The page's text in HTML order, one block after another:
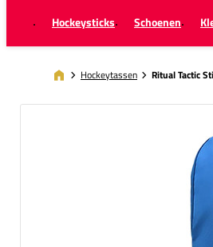
Hockeysticks Schoenen
Hockeytassen Ritual Tactic